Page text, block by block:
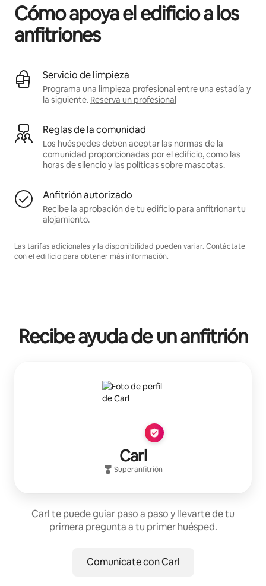
Cómo apoya el edificio a los
anfitriones
Servicio de limpieza
Programa una limpieza profesional entre una estadía y
la siguiente. Reserva un profesional
Reglas de la comunidad
Los huéspedes deben aceptar las normas de la
comunidad proporcionadas por el edificio, como las
horas de silencio y las políticas sobre mascotas.
Anfitrión autorizado
Recibe la aprobación de tu edificio para anfitrionar tu
alojamiento.
Las tarifas adicionales y la disponibilidad pueden variar. Contáctate
con el edificio para obtener más información.
Recibe ayuda de un anfitrión
Carl
Superanfitrión
Carl te puede guiar paso a paso y llevarte de tu
primera pregunta a tu primer huésped.
Comunícate con Carl